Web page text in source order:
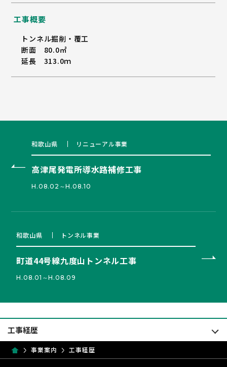
工事概要
トンネル掘削・覆工
断面 80.0㎡
延長 313.0ｍ
和歌山県 リニューアル事業
高津尾発電所導水路補修工事
H.08.02～H.08.10
和歌山県 トンネル事業
町道44号線九度山トンネル工事
H.08.01～H.08.09
事業案内 工事経歴